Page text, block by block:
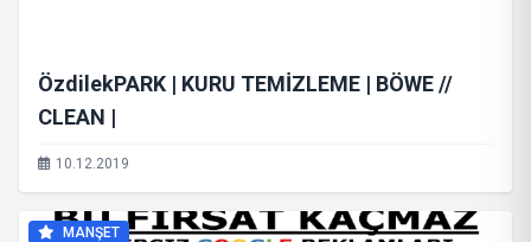
ÖzdilekPARK | KURU TEMİZLEME | BÖWE //
CLEAN |
10.12.2019
MANŞET